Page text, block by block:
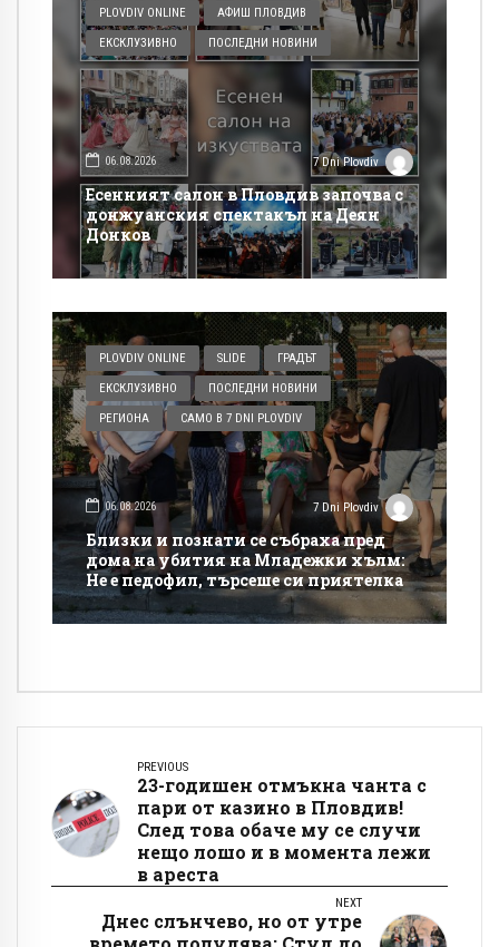
PLOVDIV ONLINE АФИШ ПЛОВДИВ
ЕКСКЛУЗИВНО ПОСЛЕДНИ НОВИНИ
06.08.2026 7 Dni Plovdiv
Есенният салон в Пловдив започва с
донжуанския спектакъл на Деян
Донков
PLOVDIV ONLINE SLIDE ГРАДЪТ
ЕКСКЛУЗИВНО ПОСЛЕДНИ НОВИНИ
РЕГИОНА САМО В 7 DNI PLOVDIV
06.08.2026 7 Dni Plovdiv
Близки и познати се събраха пред
дома на убития на Младежки хълм:
Не е педофил, търсеше си приятелка
PREVIOUS
23-годишен отмъкна чанта с
пари от казино в Пловдив!
След това обаче му се случи
нещо лошо и в момента лежи
в ареста
NEXT
Днес слънчево, но от утре